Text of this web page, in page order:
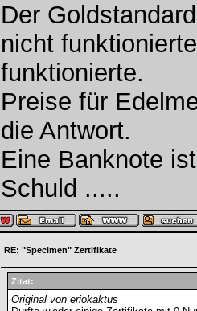
Der
nicht
funktionierte.
Preise für
die Antwort.
Eine Banknote
Schuld .....
RE: "Specimen" Zertifikate
Zitat:
Original von eriokaktus